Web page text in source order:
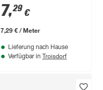
ahornfarben 1000 x
30 mm
7,29 €
7,29 € / Meter
Lieferung nach Hause
Verfügbar in Troisdorf